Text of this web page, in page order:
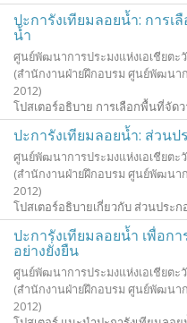
ปะการังเทียมลอยน้ำ: การเ
น้ำ
ศูนย์พัฒนาการประมงแห่งเอเชียตะ
(สำนักงานฝ่ายฝึกอบรม ศูนย์พัฒนา
2012)
โปสเตอร์อธิบาย การเลือกพื้นที่จัด
ปะการังเทียมลอยน้ำ: ส่วน
ศูนย์พัฒนาการประมงแห่งเอเชียตะ
(สำนักงานฝ่ายฝึกอบรม ศูนย์พัฒนา
2012)
โปสเตอร์อธิบายเกี่ยวกับ ส่วนประ
ปะการังเทียมลอยน้ำ เพื่อก
อย่างยั่งยืน
ศูนย์พัฒนาการประมงแห่งเอเชียตะ
(สำนักงานฝ่ายฝึกอบรม ศูนย์พัฒนา
2012)